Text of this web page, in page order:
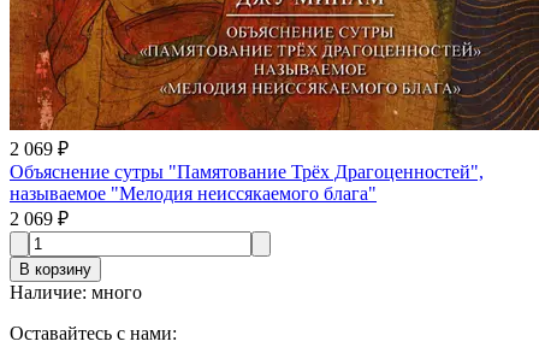
2 069 ₽
Объяснение сутры "Памятование Трёх Драгоценностей",
называемое "Мелодия неиссякаемого блага"
2 069 ₽
В корзину
Наличие: много
Оставайтесь с нами: